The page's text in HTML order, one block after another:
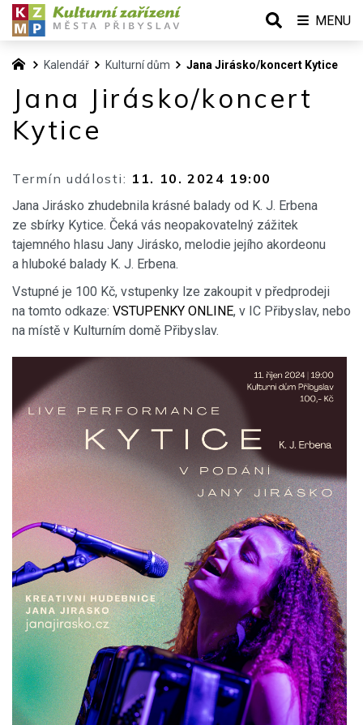
Kalendář Kulturní dům Jana Jirásko/koncert Kytice
Jana Jirásko/koncert
Kytice
Termín události: 11. 10. 2024 19:00
Jana Jirásko zhudebnila krásné balady od K. J. Erbena
ze sbírky Kytice. Čeká vás neopakovatelný zážitek
tajemného hlasu Jany Jirásko, melodie jejího akordeonu
a hluboké balady K. J. Erbena.
Vstupné je 100 Kč, vstupenky lze zakoupit v předprodeji
na tomto odkaze: VSTUPENKY ONLINE, v IC Přibyslav, nebo
na místě v Kulturním domě Přibyslav.
MENU